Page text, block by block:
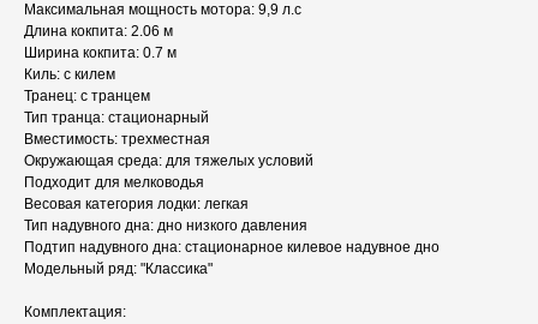
Максимальная мощность мотора: 9,9 л.с
Длина кокпита: 2.06 м
Ширина кокпита: 0.7 м
Киль: с килем
Транец: с транцем
Тип транца: стационарный
Вместимость: трехместная
Окружающая среда: для тяжелых условий
Подходит для мелководья
Весовая категория лодки: легкая
Тип надувного дна: дно низкого давления
Подтип надувного дна: стационарное килевое надувное дно
Модельный ряд: "Классика"
Комплектация: